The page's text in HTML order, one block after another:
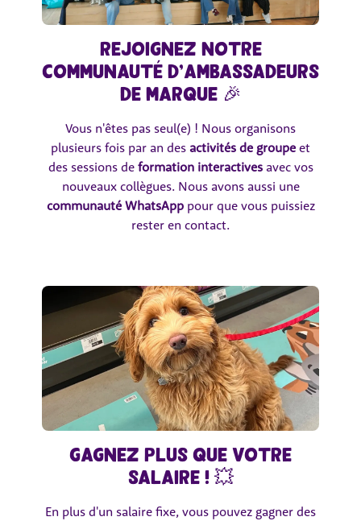
Rejoignez notre
communauté d'Ambassadeurs
de marque 🎉
Vous n'êtes pas seul(e) ! Nous organisons
plusieurs fois par an des activités de groupeet
des sessions de formation interactivesavec vos
nouveaux collègues. Nous avons aussi une
communauté WhatsApppour que vous puissiez
rester en contact.
Gagnez plus que votre
salaire ! 💥
En plus d'un salaire fixe, vous pouvez gagner des